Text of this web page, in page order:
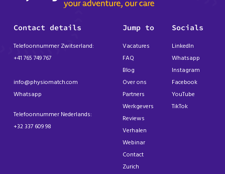
Contact details
Telefoonnummer Zwitserland:
+41 765 749 767
info@physiomatch.com
Whatsapp
Telefoonnummer Nederlands:
+32 337 609 98
Jump to
Vacatures
FAQ
Blog
Over ons
Partners
Werkgevers
Reviews
Verhalen
Webinar
Contact
Zurich
Socials
LinkedIn
Whatsapp
Instagram
Facebook
YouTube
TikTok